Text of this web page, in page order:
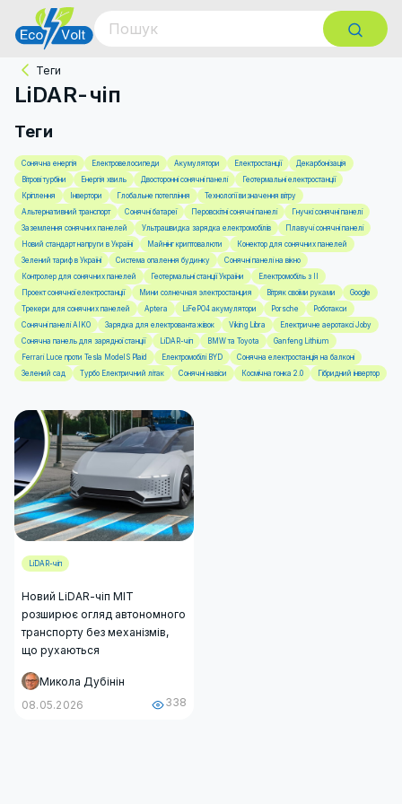
Теги
LiDAR-чіп
Теги
Сонячна енергія Електровелосипеди Акумулятори Електростанції
Декарбонізація
Вітрові турбіни
Енергія хвиль Двосторонні сонячні панелі
Геотермальні електростанції
Кріплення
Інвертори Глобальне потепління
Технології визначення вітру
Альтернативний транспорт
Сонячні батареї Перовскітні сонячні панелі
Гнучкі сонячні панелі
Заземлення сонячних панелей
Ультрашвидка зарядка електромобілів
Плавучі сонячні панелі
Новий стандарт напруги в Україні
Майнінг криптовалюти
Конектор для сонячних панелей
Зелений тариф в Україні
Система опалення будинку
Сонячні панелі на вікно
Контролер для сонячних панелей
Геотермальні станції України
Електромобіль з ІІ
Проект сонячної електростанції
Мини солнечная электростанция Вітряк своїми руками
Google
Трекери для сонячних панелей
Aptera LiFePO4 акумулятори Porsche
Роботакси
Сонячні панелі AIKO
Зарядка для електровантажівок Viking Libra
Електричне аеротаксі Joby
Сонячна панель для зарядної станції
LiDAR-чіп BMW та Toyota
Ganfeng Lithium
Ferrari Luce проти Tesla Model S Plaid
Електромобілі BYD
Сонячна електростанція на балконі
Зелений сад
Турбо Електричний літак Сонячні навіси Космічна гонка 2.0 Гібридний інвертор
LiDAR-чіп
Новий LiDAR-чіп MIT
розширює огляд автономного
транспорту без механізмів,
що рухаються
Микола Дубінін
08.05.2026
338